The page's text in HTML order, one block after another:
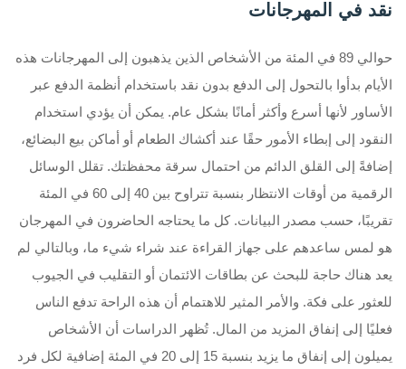
نقد في المهرجانات
حوالي 89 في المئة من الأشخاص الذين يذهبون إلى المهرجانات هذه
الأيام بدأوا بالتحول إلى الدفع بدون نقد باستخدام أنظمة الدفع عبر
الأساور لأنها أسرع وأكثر أمانًا بشكل عام. يمكن أن يؤدي استخدام
النقود إلى إبطاء الأمور حقًا عند أكشاك الطعام أو أماكن بيع البضائع،
إضافةً إلى القلق الدائم من احتمال سرقة محفظتك. تقلل الوسائل
الرقمية من أوقات الانتظار بنسبة تتراوح بين 40 إلى 60 في المئة
تقريبًا، حسب مصدر البيانات. كل ما يحتاجه الحاضرون في المهرجان
هو لمس ساعدهم على جهاز القراءة عند شراء شيء ما، وبالتالي لم
يعد هناك حاجة للبحث عن بطاقات الائتمان أو التقليب في الجيوب
للعثور على فكة. والأمر المثير للاهتمام أن هذه الراحة تدفع الناس
فعليًا إلى إنفاق المزيد من المال. تُظهر الدراسات أن الأشخاص
يميلون إلى إنفاق ما يزيد بنسبة 15 إلى 20 في المئة إضافية لكل فرد